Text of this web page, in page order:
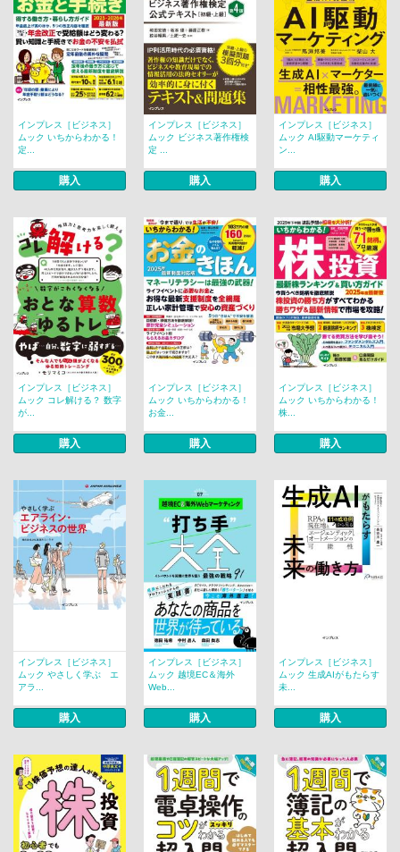
インプレス［ビジネス］
ムック いちからわかる！
定...
購入
インプレス［ビジネス］
ムック ビジネス著作権検
定 ...
購入
インプレス［ビジネス］
ムック AI駆動マーケティ
ン...
購入
インプレス［ビジネス］
ムック コレ解ける？ 数字
が...
購入
インプレス［ビジネス］
ムック いちからわかる！
お金...
購入
インプレス［ビジネス］
ムック いちからわかる！
株...
購入
インプレス［ビジネス］
ムック やさしく学ぶ エ
アラ...
購入
インプレス［ビジネス］
ムック 越境EC＆海外
Web...
購入
インプレス［ビジネス］
ムック 生成AIがもたらす
未...
購入